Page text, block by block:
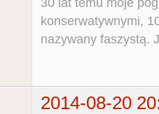
konserwatywnymi,
nazywany faszystą.
2014-08-20